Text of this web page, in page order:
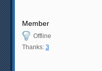
Member
Offline
Thanks: 3